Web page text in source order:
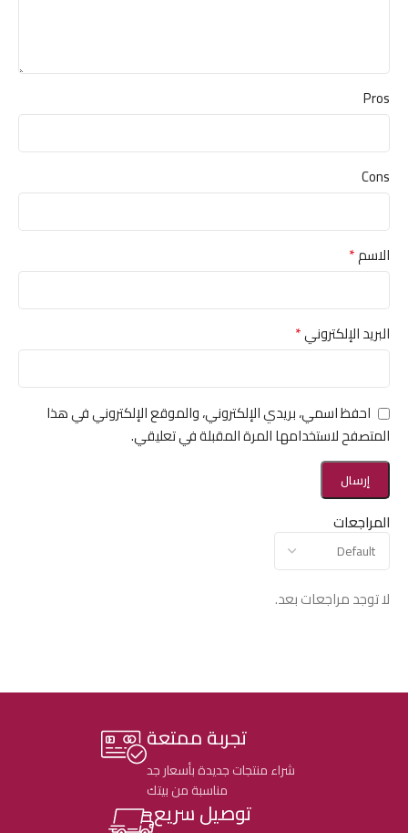
المراجعات
لا توجد مراجعات بعد.
Pros
Cons
الاسم*
البريد الإلكتروني*
احفظ اسمي، بريدي الإلكتروني، والموقع الإلكتروني في هذا
المتصفح لاستخدامها المرة المقبلة في تعليقي.
تجربة ممتعة
شراء منتجات جديدة بأسعار جد
مناسبة من بيتك
توصيل سريع